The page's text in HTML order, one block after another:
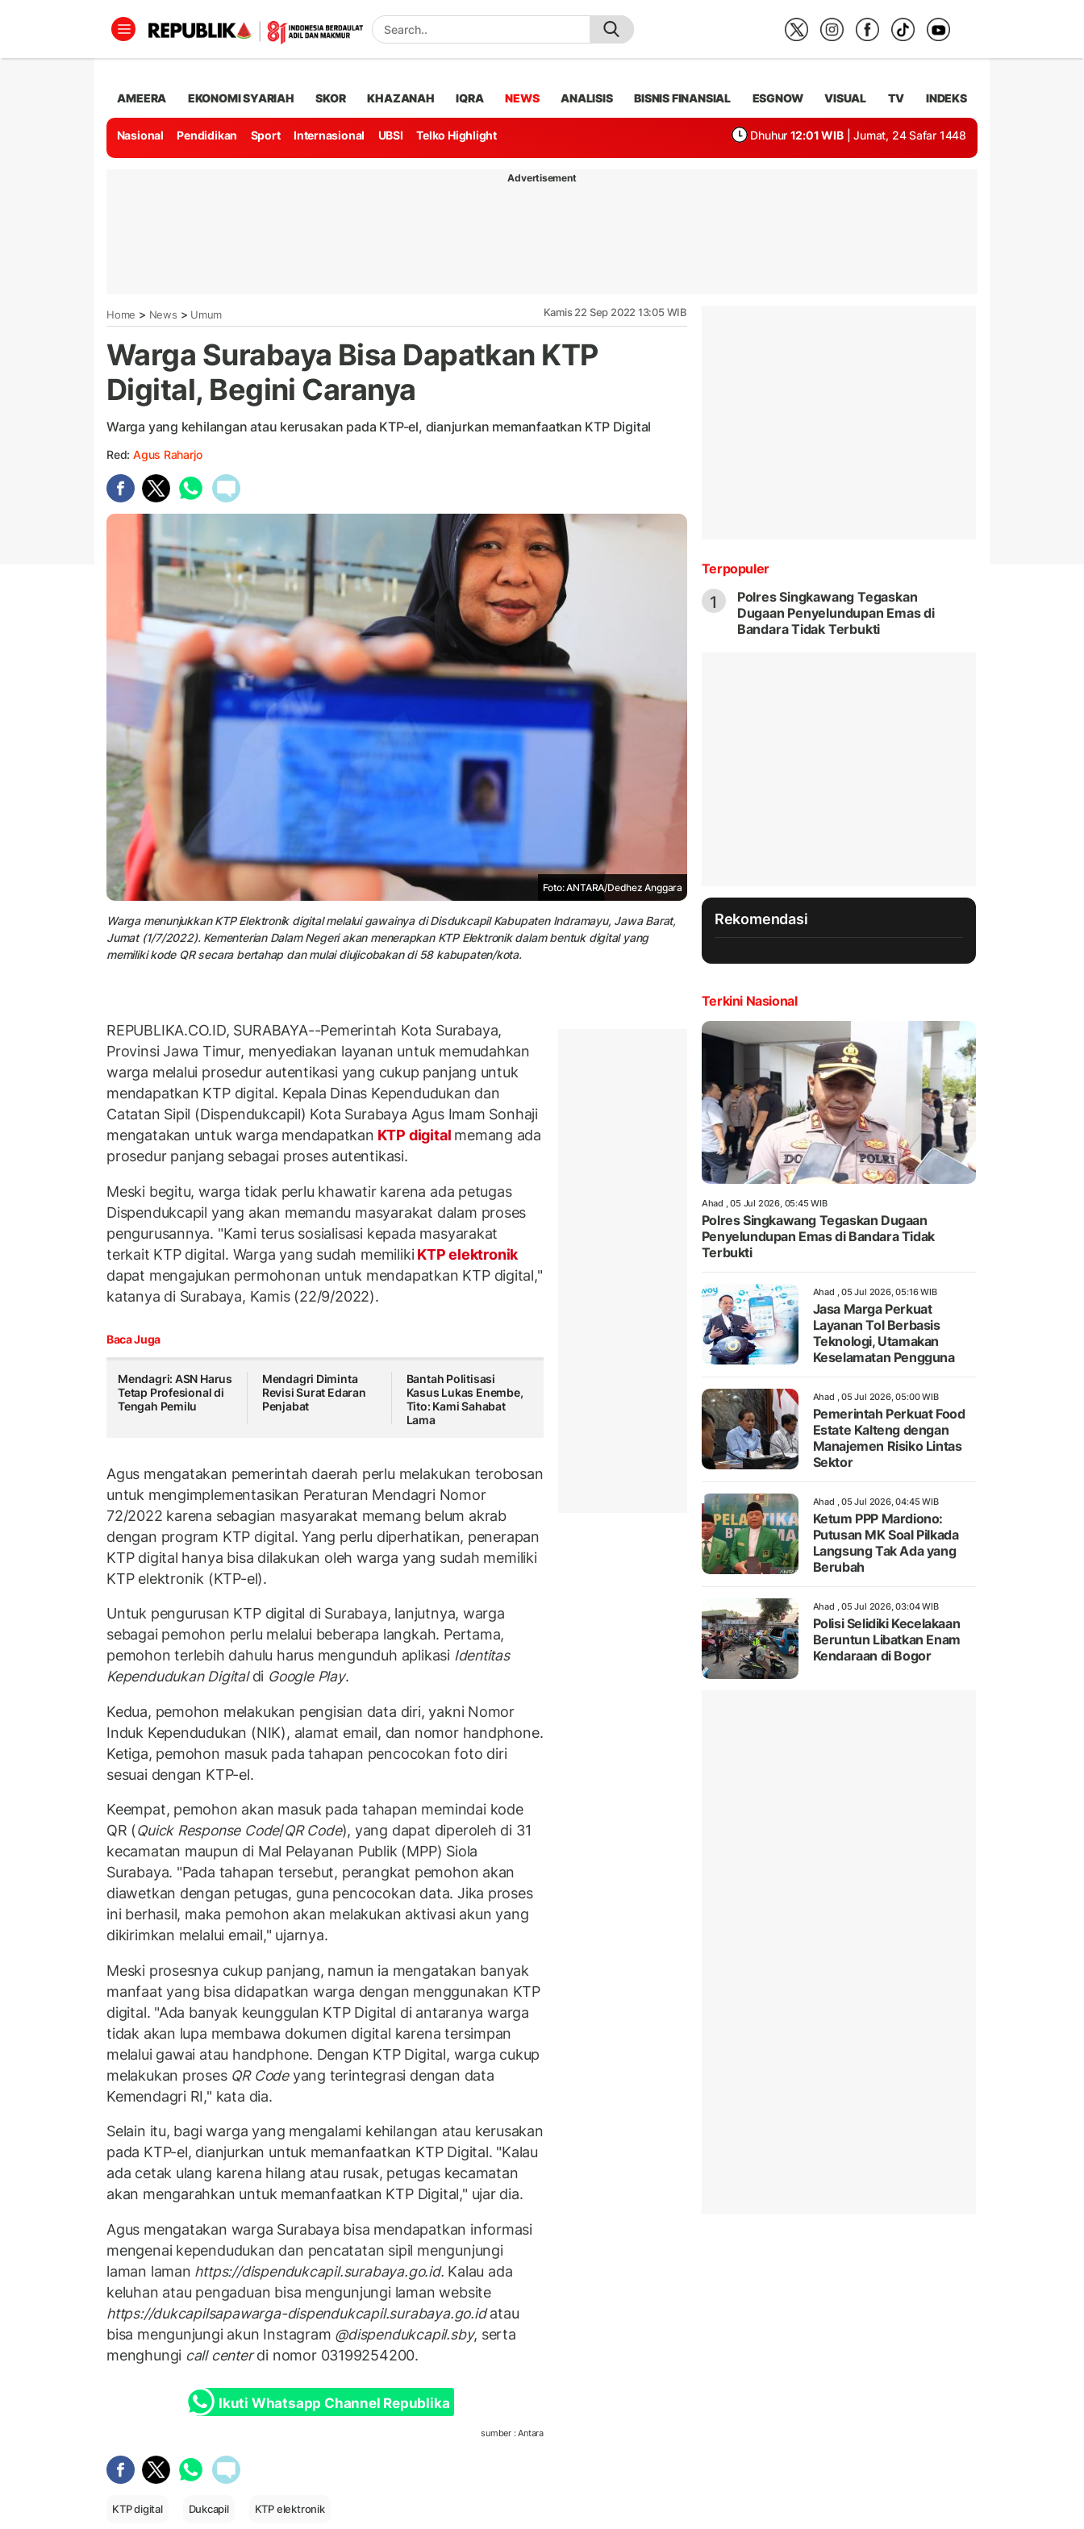
AMEERA EKONOMI SYARIAH SKOR KHAZANAH IQRA NEWS ANALISIS BISNIS FINANSIAL ESGNOW VISUAL TV INDEKS
Nasional Pendidikan Sport Internasional UBSI Telko Highlight Dhuhur 12:01 WIB | Jumat, 24 Safar 1448
Advertisement
Home > News > Umum Kamis 22 Sep 2022 13:05 WIB
Warga Surabaya Bisa Dapatkan KTP
Digital, Begini Caranya
Warga yang kehilangan atau kerusakan pada KTP-el, dianjurkan memanfaatkan KTP Digital
Red: Agus Raharjo
Foto: ANTARA/Dedhez Anggara
Warga menunjukkan KTP Elektronik digital melalui gawainya di Disdukcapil Kabupaten Indramayu, Jawa Barat,
Jumat (1/7/2022). Kementerian Dalam Negeri akan menerapkan KTP Elektronik dalam bentuk digital yang
memiliki kode QR secara bertahap dan mulai diujicobakan di 58 kabupaten/kota.
REPUBLIKA.CO.ID, SURABAYA--Pemerintah Kota Surabaya,
Provinsi Jawa Timur, menyediakan layanan untuk memudahkan
warga melalui prosedur autentikasi yang cukup panjang untuk
mendapatkan KTP digital. Kepala Dinas Kependudukan dan
Catatan Sipil (Dispendukcapil) Kota Surabaya Agus Imam Sonhaji
mengatakan untuk warga mendapatkan KTP digital memang ada
prosedur panjang sebagai proses autentikasi.
Meski begitu, warga tidak perlu khawatir karena ada petugas
Dispendukcapil yang akan memandu masyarakat dalam proses
pengurusannya. "Kami terus sosialisasi kepada masyarakat
terkait KTP digital. Warga yang sudah memilikiKTP elektronik
dapat mengajukan permohonan untuk mendapatkan KTP digital,"
katanya di Surabaya, Kamis (22/9/2022).
Baca Juga
Mendagri: ASN Harus
Tetap Profesional di
Tengah Pemilu
Mendagri Diminta
Revisi Surat Edaran
Penjabat
Bantah Politisasi
Kasus Lukas Enembe,
Tito: Kami Sahabat
Lama
Agus mengatakan pemerintah daerah perlu melakukan terobosan
untuk mengimplementasikan Peraturan Mendagri Nomor
72/2022 karena sebagian masyarakat memang belum akrab
dengan program KTP digital. Yang perlu diperhatikan, penerapan
KTP digital hanya bisa dilakukan oleh warga yang sudah memiliki
KTP elektronik (KTP-el).
Untuk pengurusan KTP digital di Surabaya, lanjutnya, warga
sebagai pemohon perlu melalui beberapa langkah. Pertama,
pemohon terlebih dahulu harus mengunduh aplikasi Identitas
Kependudukan Digitaldi Google Play.
Kedua, pemohon melakukan pengisian data diri, yakni Nomor
Induk Kependudukan (NIK), alamat email, dan nomor handphone.
Ketiga, pemohon masuk pada tahapan pencocokan foto diri
sesuai dengan KTP-el.
Keempat, pemohon akan masuk pada tahapan memindai kode
QR (Quick Response Code/QR Code), yang dapat diperoleh di 31
kecamatan maupun di Mal Pelayanan Publik (MPP) Siola
Surabaya. "Pada tahapan tersebut, perangkat pemohon akan
diawetkan dengan petugas, guna pencocokan data. Jika proses
ini berhasil, maka pemohon akan melakukan aktivasi akun yang
dikirimkan melalui email," ujarnya.
Meski prosesnya cukup panjang, namun ia mengatakan banyak
manfaat yang bisa didapatkan warga dengan menggunakan KTP
digital. "Ada banyak keunggulan KTP Digital di antaranya warga
tidak akan lupa membawa dokumen digital karena tersimpan
melalui gawai atau handphone. Dengan KTP Digital, warga cukup
melakukan proses QR Codeyang terintegrasi dengan data
Kemendagri RI," kata dia.
Selain itu, bagi warga yang mengalami kehilangan atau kerusakan
pada KTP-el, dianjurkan untuk memanfaatkan KTP Digital. "Kalau
ada cetak ulang karena hilang atau rusak, petugas kecamatan
akan mengarahkan untuk memanfaatkan KTP Digital," ujar dia.
Agus mengatakan warga Surabaya bisa mendapatkan informasi
mengenai kependudukan dan pencatatan sipil mengunjungi
laman laman https://dispendukcapil.surabaya.go.id. Kalau ada
keluhan atau pengaduan bisa mengunjungi laman website
https://dukcapilsapawarga-dispendukcapil.surabaya.go.idatau
bisa mengunjungi akun Instagram @dispendukcapil.sby, serta
menghungi call centerdi nomor 03199254200.
Ikuti Whatsapp Channel Republika
sumber : Antara
KTP digital Dukcapil KTP elektronik
Terpopuler
1
Polres Singkawang Tegaskan
Dugaan Penyelundupan Emas di
Bandara Tidak Terbukti
Rekomendasi
Terkini Nasional
Ahad , 05 Jul 2026, 05:45 WIB
Polres Singkawang Tegaskan Dugaan
Penyelundupan Emas di Bandara Tidak
Terbukti
Ahad , 05 Jul 2026, 05:16 WIB
Jasa Marga Perkuat
Layanan Tol Berbasis
Teknologi, Utamakan
Keselamatan Pengguna
Ahad , 05 Jul 2026, 05:00 WIB
Pemerintah Perkuat Food
Estate Kalteng dengan
Manajemen Risiko Lintas
Sektor
Ahad , 05 Jul 2026, 04:45 WIB
Ketum PPP Mardiono:
Putusan MK Soal Pilkada
Langsung Tak Ada yang
Berubah
Ahad , 05 Jul 2026, 03:04 WIB
Polisi Selidiki Kecelakaan
Beruntun Libatkan Enam
Kendaraan di Bogor